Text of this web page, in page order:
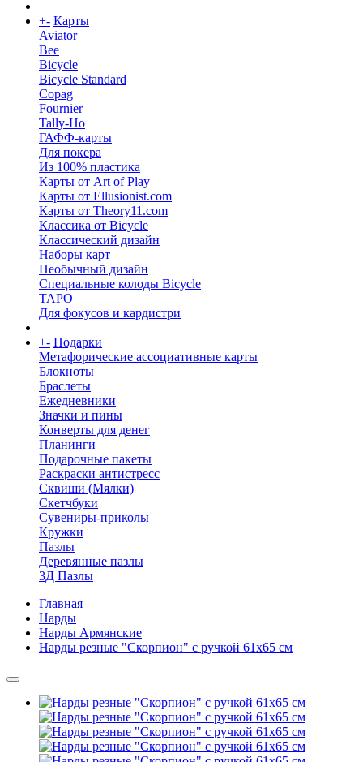
+- Карты
Aviator
Bee
Bicycle
Bicycle Standard
Copag
Fournier
Tally-Ho
ГАФФ-карты
Для покера
Из 100% пластика
Карты от Art of Play
Карты от Ellusionist.com
Карты от Theory11.com
Классика от Bicycle
Классический дизайн
Наборы карт
Необычный дизайн
Специальные колоды Bicycle
ТАРО
Для фокусов и кардистри
+- Подарки
Метафорические ассоциативные карты
Блокноты
Браслеты
Ежедневники
Значки и пины
Конверты для денег
Планинги
Подарочные пакеты
Раскраски антистресс
Сквиши (Мялки)
Скетчбуки
Сувениры-приколы
Кружки
Пазлы
Деревянные пазлы
3Д Пазлы
Главная
Нарды
Нарды Армянские
Нарды резные "Скорпион" с ручкой 61х65 см